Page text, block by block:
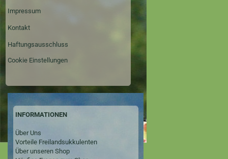
Impressum
Kontakt
Haftungsausschluss
Cookie Einstellungen
INFORMATIONEN
Über Uns
Vorteile Freilandsukkulenten
Über unseren Shop